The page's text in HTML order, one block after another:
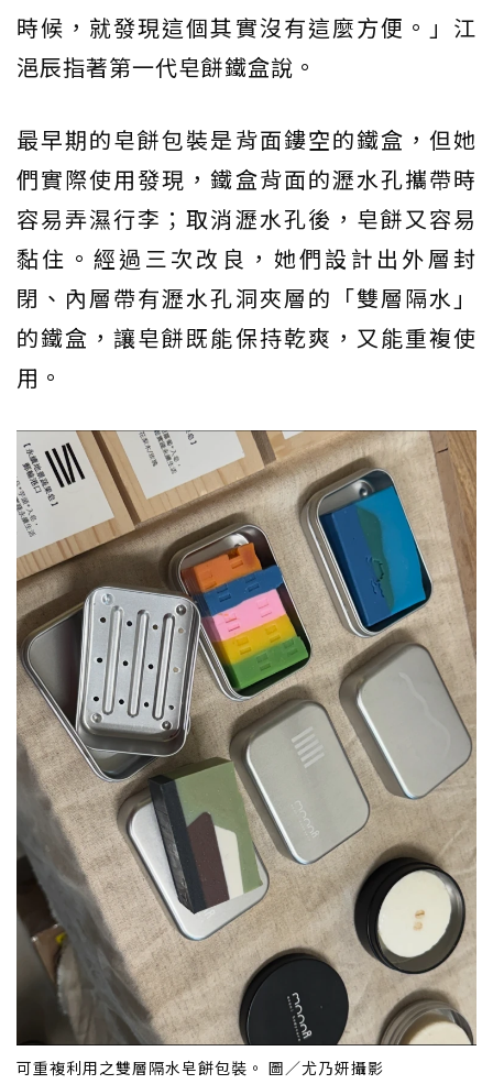
時候，就發現這個其實沒有這麼方便。」江
浥辰指著第一代皂餅鐵盒說。
最早期的皂餅包裝是背面鏤空的鐵盒，但她
們實際使用發現，鐵盒背面的瀝水孔攜帶時
容易弄濕行李；取消瀝水孔後，皂餅又容易
黏住。經過三次改良，她們設計出外層封
閉、內層帶有瀝水孔洞夾層的「雙層隔水」
的鐵盒，讓皂餅既能保持乾爽，又能重複使
用。
可重複利用之雙層隔水皂餅包裝。 圖／尤乃妍攝影